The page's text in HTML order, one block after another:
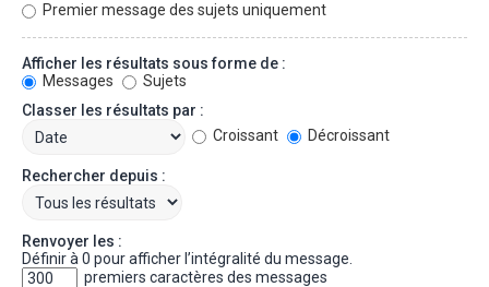
Premier message des sujets uniquement
Afficher les résultats sous forme de :
Messages
Sujets
Classer les résultats par :
Croissant
Décroissant
Rechercher depuis :
Renvoyer les :
Définir à 0 pour afficher l’intégralité du message.
premiers caractères des messages